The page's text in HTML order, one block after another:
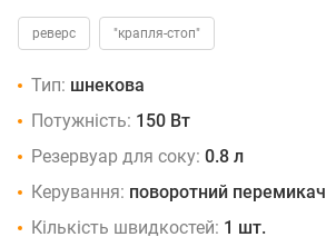
реверс "крапля-стоп"
Тип: шнекова
Потужність: 150 Вт
Резервуар для соку: 0.8 л
Керування: поворотний перемикач
Кількість швидкостей: 1 шт.